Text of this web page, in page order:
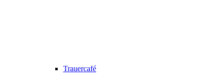
Trauercafé